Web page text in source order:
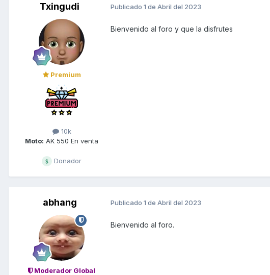
Txingudi
Premium
10k
Moto: AK 550 En venta
Donador
Publicado 1 de Abril del 2023
Bienvenido al foro y que la disfrutes
abhang
Moderador Global
Publicado 1 de Abril del 2023
Bienvenido al foro.